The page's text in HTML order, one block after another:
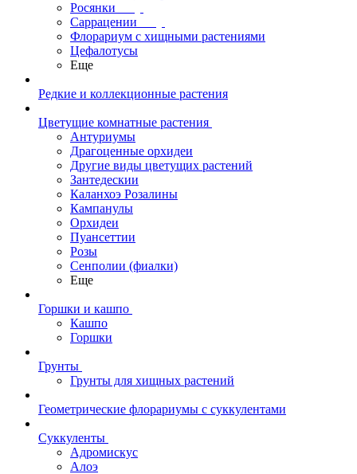
Росянки
Саррацении
Флорариум с хищными растениями
Цефалотусы
Еще
Редкие и коллекционные растения
Цветущие комнатные растения
Антуриумы
Драгоценные орхидеи
Другие виды цветущих растений
Зантедескии
Каланхоэ Розалины
Кампанулы
Орхидеи
Пуансеттии
Розы
Сенполии (фиалки)
Еще
Горшки и кашпо
Кашпо
Горшки
Грунты
Грунты для хищных растений
Геометрические флорариумы с суккулентами
Суккуленты
Адромискус
Алоэ